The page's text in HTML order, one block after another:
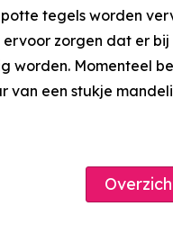
tegels worden
zorgen dat er
worden. Momenteel
van een stukje